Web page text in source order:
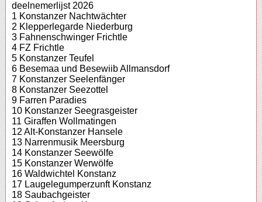
deelnemerlijst 2026
1 Konstanzer Nachtwächter
2 Klepperlegarde Niederburg
3 Fahnenschwinger Frichtle
4 FZ Frichtle
5 Konstanzer Teufel
6 Besemaa und Besewiib Allmansdorf
7 Konstanzer Seelenfänger
8 Konstanzer Seezottel
9 Farren Paradies
10 Konstanzer Seegrasgeister
11 Giraffen Wollmatingen
12 Alt-Konstanzer Hansele
13 Narrenmusik Meersburg
14 Konstanzer Seewölfe
15 Konstanzer Werwölfe
16 Waldwichtel Konstanz
17 Laugelegumperzunft Konstanz
18 Saubachgeister